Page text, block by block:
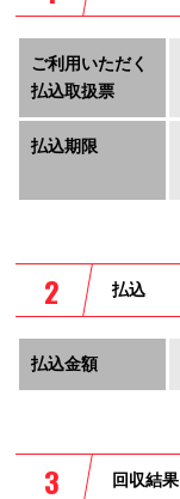
ご利用いただく
払込取扱票
払込期限
払込
払込金額
回収結果